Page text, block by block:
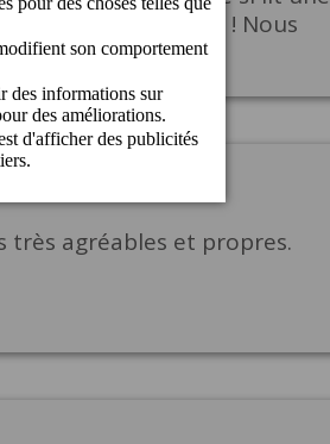
et accueillant ! Nous
très agréables et propres.